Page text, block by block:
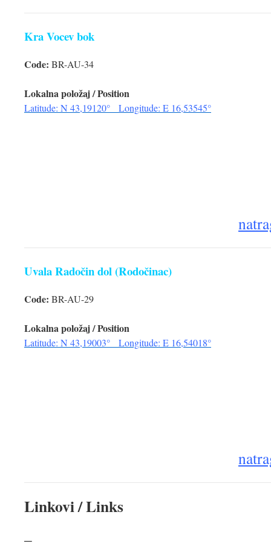
Kra Vocev bok
Code: BR-AU-34
Lokalna položaj / Position
Latitude: N 43,19120° Longitude: E 16,53545°
Uvala Radočin dol (Rodočinac)
Code: BR-AU-29
Lokalna položaj / Position
Latitude: N 43,19003° Longitude: E 16,54018°
Linkovi / Links
–